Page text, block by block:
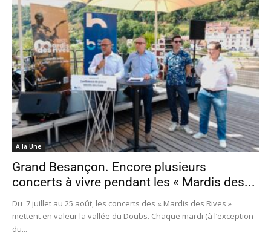
A la Une
Grand Besançon. Encore plusieurs
concerts à vivre pendant les « Mardis des...
Du 7 juillet au 25 août, les concerts des « Mardis des Rives »
mettent en valeur la vallée du Doubs. Chaque mardi (à l’exception
du...